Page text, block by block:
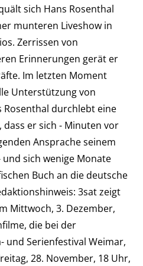
sich Hans Rosenthal
munteren Liveshow in
Zerrissen von
Erinnerungen gerät er
Im letzten Moment
Unterstützung von
Rosenthal durchlebt eine
er sich - Minuten vor
Ansprache seinem
sich wenige Monate
Buch an die deutsche
3sat zeigt
Mittwoch, 3. Dezember,
die bei der
und Serienfestival Weimar,
28. November, 18 Uhr,